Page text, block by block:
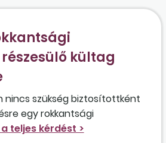
kültag
nincs szükség biztosítottként
egy rokkantsági
80 százalékos